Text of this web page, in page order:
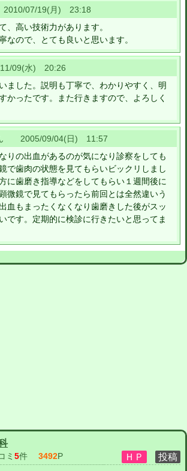
07/19(月) 23:18
、高い技術力があります。
なので、とても良いと思います。
09(水) 20:26
ました。説明も丁寧で、わかりやすく、明
かったです。また行きますので、よろしく
ん 2005/09/04(日) 11:57
りの出血があるのが気になり診察をしても
で歯肉の状態を見てもらいビックリしまし
に歯磨き指導などをしてもらい１週間後に
微鏡で見てもらったら前回とは全然違いう
血もまったくなくなり歯磨きした後がスッ
です。定期的に検診に行きたいと思ってま
ミ 5件 3492P